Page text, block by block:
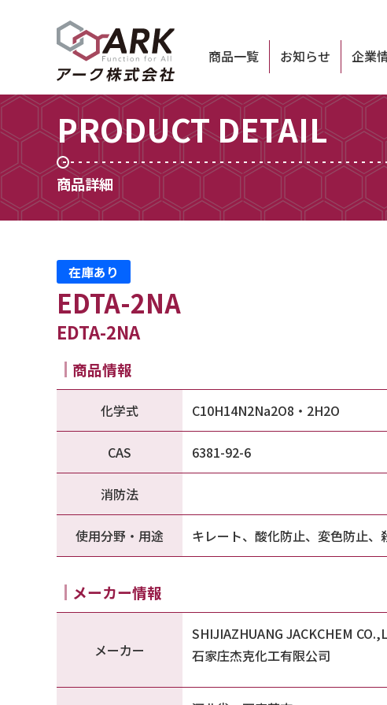
商品一覧 お知らせ 企業
PRODUCT DETAIL
商品詳細
在庫あり
EDTA-2NA
EDTA-2NA
商品情報
化学式 C10H14N2Na2O8・2H2O
CAS 6381-92-6
消防法
使用分野・用途 キレート、酸化防止、変色防止、
メーカー情報
メーカー
SHIJIAZHUANG JACKCHEM
石家庄杰克化工有限公司